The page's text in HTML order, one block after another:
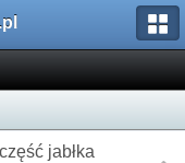
jabłka